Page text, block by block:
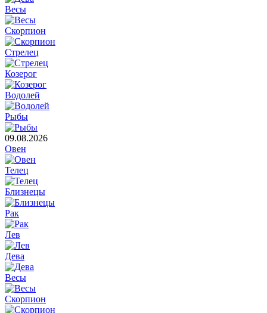
Весы
Скорпион
Стрелец
Козерог
Водолей
Рыбы
09.08.2026
Овен
Телец
Близнецы
Рак
Лев
Дева
Весы
Скорпион